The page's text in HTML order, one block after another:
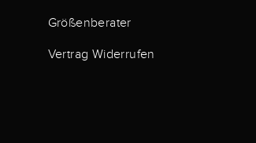
Größenberater
Vertrag Widerrufen